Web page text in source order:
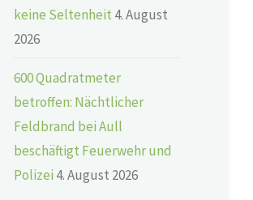
keine Seltenheit 4. August
2026
600 Quadratmeter
betroffen: Nächtlicher
Feldbrand bei Aull
beschäftigt Feuerwehr und
Polizei 4. August 2026